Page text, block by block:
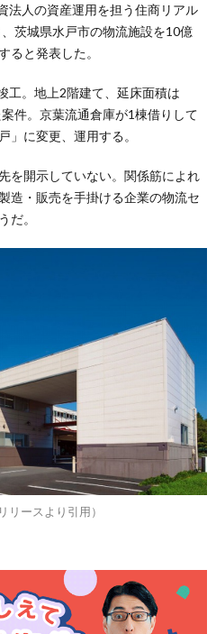
法人の資産運用を担う住商リアル
茨城県水戸市の物流施設を10億
ると発表した。
工。地上2階建て、延床面積は
件。京葉流通倉庫が1棟借りして
」に変更、運用する。
を開示していない。関係筋によれ
造・販売を手掛ける企業の物流セ
だ。
ースより引用）